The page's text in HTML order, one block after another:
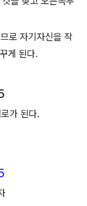
로 자기자신을 작
게 된다.
가 된다.